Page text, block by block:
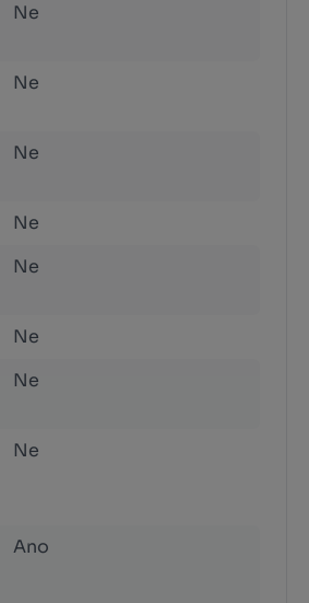
Ne
Ne
Ne
Ne
Ne
Ne
Ne
Ne
Ano